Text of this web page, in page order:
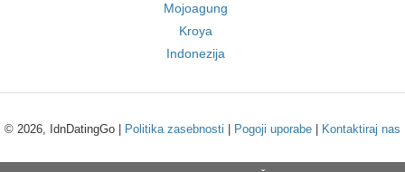
Mojoagung
Kroya
Indonezija
© 2026, IdnDatingGo | Politika zasebnosti Pogoji uporabe Kontaktiraj nas